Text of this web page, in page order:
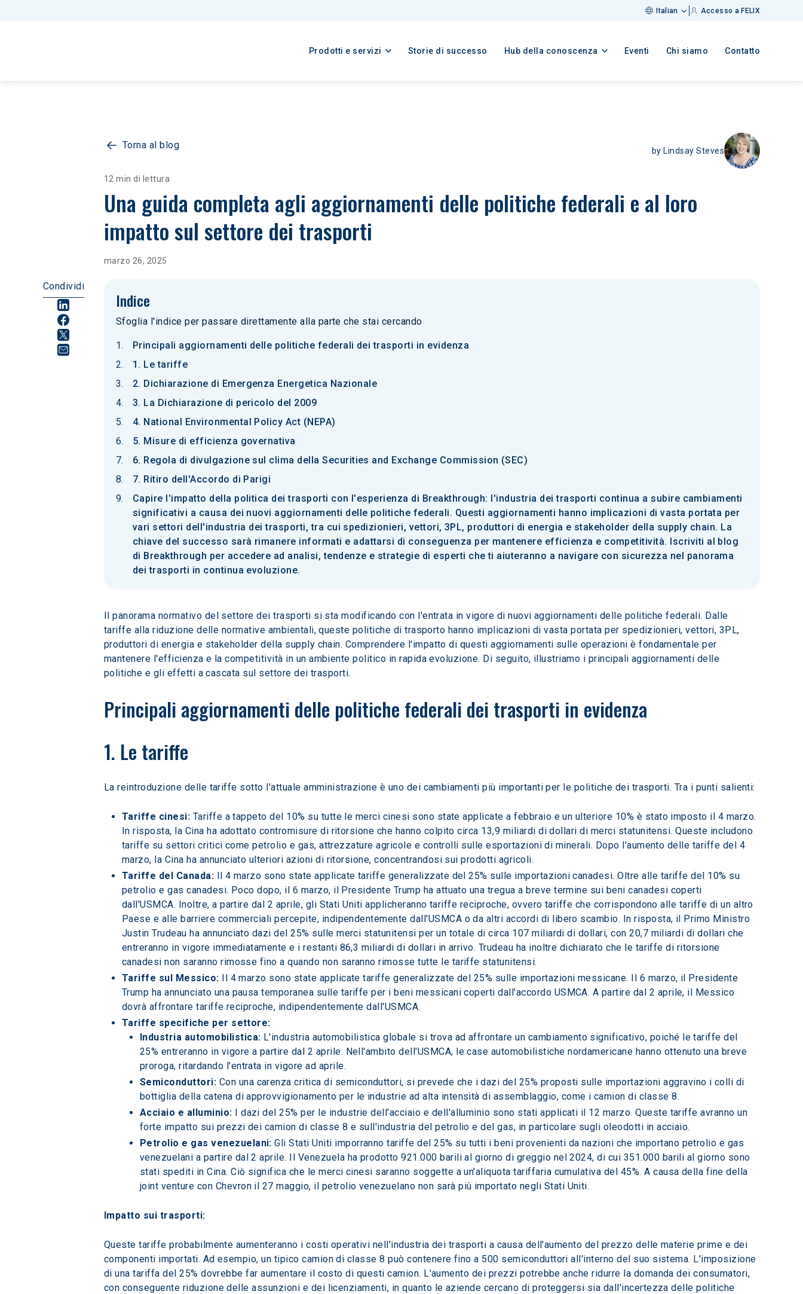
Italian Accesso a FELIX
Prodotti e servizi Storie di successo Hub della conoscenza Eventi Chi siamo Contatto
Torna al blog byLindsay Steves
12 min di lettura
Una guida completa agli aggiornamenti delle politiche federali e al loro
impatto sul settore dei trasporti
marzo 26, 2025
Condividi
Indice
Sfoglia l'indice per passare direttamente alla parte che stai cercando
Principali aggiornamenti delle politiche federali dei trasporti in evidenza
1. Le tariffe
2. Dichiarazione di Emergenza Energetica Nazionale
3. La Dichiarazione di pericolo del 2009
4. National Environmental Policy Act (NEPA)
5. Misure di efficienza governativa
6. Regola di divulgazione sul clima della Securities and Exchange Commission (SEC)
7. Ritiro dell'Accordo di Parigi
Capire l'impatto della politica dei trasporti con l'esperienza di Breakthrough: l'industria dei trasporti continua a subire cambiamenti
significativi a causa dei nuovi aggiornamenti delle politiche federali. Questi aggiornamenti hanno implicazioni di vasta portata per
vari settori dell'industria dei trasporti, tra cui spedizionieri, vettori, 3PL, produttori di energia e stakeholder della supply chain. La
chiave del successo sarà rimanere informati e adattarsi di conseguenza per mantenere efficienza e competitività. Iscriviti al blog
di Breakthrough per accedere ad analisi, tendenze e strategie di esperti che ti aiuteranno a navigare con sicurezza nel panorama
dei trasporti in continua evoluzione.
Il panorama normativo del settore dei trasporti si sta modificando con l'entrata in vigore di nuovi aggiornamenti delle politiche federali. Dalle
tariffe alla riduzione delle normative ambientali, queste politiche di trasporto hanno implicazioni di vasta portata per spedizionieri, vettori, 3PL,
produttori di energia e stakeholder della supply chain. Comprendere l'impatto di questi aggiornamenti sulle operazioni è fondamentale per
mantenere l'efficienza e la competitività in un ambiente politico in rapida evoluzione. Di seguito, illustriamo i principali aggiornamenti delle
politiche e gli effetti a cascata sul settore dei trasporti.
Principali aggiornamenti delle politiche federali dei trasporti in evidenza
1. Le tariffe
La reintroduzione delle tariffe sotto l'attuale amministrazione è uno dei cambiamenti più importanti per le politiche dei trasporti. Tra i punti salienti:
Tariffe cinesi: Tariffe a tappeto del 10% su tutte le merci cinesi sono state applicate a febbraio e un ulteriore 10% è stato imposto il 4 marzo.
In risposta, la Cina ha adottato contromisure di ritorsione che hanno colpito circa 13,9 miliardi di dollari di merci statunitensi. Queste includono
tariffe su settori critici come petrolio e gas, attrezzature agricole e controlli sulle esportazioni di minerali. Dopo l'aumento delle tariffe del 4
marzo, la Cina ha annunciato ulteriori azioni di ritorsione, concentrandosi sui prodotti agricoli.
Tariffe del Canada: Il 4 marzo sono state applicate tariffe generalizzate del 25% sulle importazioni canadesi. Oltre alle tariffe del 10% su
petrolio e gas canadesi. Poco dopo, il 6 marzo, il Presidente Trump ha attuato una tregua a breve termine sui beni canadesi coperti
dall'USMCA. Inoltre, a partire dal 2 aprile, gli Stati Uniti applicheranno tariffe reciproche, ovvero tariffe che corrispondono alle tariffe di un altro
Paese e alle barriere commerciali percepite, indipendentemente dall'USMCA o da altri accordi di libero scambio. In risposta, il Primo Ministro
Justin Trudeau ha annunciato dazi del 25% sulle merci statunitensi per un totale di circa 107 miliardi di dollari, con 20,7 miliardi di dollari che
entreranno in vigore immediatamente e i restanti 86,3 miliardi di dollari in arrivo. Trudeau ha inoltre dichiarato che le tariffe di ritorsione
canadesi non saranno rimosse fino a quando non saranno rimosse tutte le tariffe statunitensi.
Tariffe sul Messico: Il 4 marzo sono state applicate tariffe generalizzate del 25% sulle importazioni messicane. Il 6 marzo, il Presidente
Trump ha annunciato una pausa temporanea sulle tariffe per i beni messicani coperti dall'accordo USMCA. A partire dal 2 aprile, il Messico
dovrà affrontare tariffe reciproche, indipendentemente dall'USMCA.
Tariffe specifiche per settore:
Industria automobilistica: L'industria automobilistica globale si trova ad affrontare un cambiamento significativo, poiché le tariffe del
25% entreranno in vigore a partire dal 2 aprile. Nell'ambito dell'USMCA, le case automobilistiche nordamericane hanno ottenuto una breve
proroga, ritardando l'entrata in vigore ad aprile.
Semiconduttori: Con una carenza critica di semiconduttori, si prevede che i dazi del 25% proposti sulle importazioni aggravino i colli di
bottiglia della catena di approvvigionamento per le industrie ad alta intensità di assemblaggio, come i camion di classe 8.
Acciaio e alluminio: I dazi del 25% per le industrie dell'acciaio e dell'alluminio sono stati applicati il 12 marzo. Queste tariffe avranno un
forte impatto sui prezzi dei camion di classe 8 e sull'industria del petrolio e del gas, in particolare sugli oleodotti in acciaio.
Petrolio e gas venezuelani: Gli Stati Uniti imporranno tariffe del 25% su tutti i beni provenienti da nazioni che importano petrolio e gas
venezuelani a partire dal 2 aprile. Il Venezuela ha prodotto 921.000 barili al giorno di greggio nel 2024, di cui 351.000 barili al giorno sono
stati spediti in Cina. Ciò significa che le merci cinesi saranno soggette a un'aliquota tariffaria cumulativa del 45%. A causa della fine della
joint venture con Chevron il 27 maggio, il petrolio venezuelano non sarà più importato negli Stati Uniti.
Impatto sui trasporti:
Queste tariffe probabilmente aumenteranno i costi operativi nell'industria dei trasporti a causa dell'aumento del prezzo delle materie prime e dei
componenti importati. Ad esempio, un tipico camion di classe 8 può contenere fino a 500 semiconduttori all'interno del suo sistema. L'imposizione
di una tariffa del 25% dovrebbe far aumentare il costo di questi camion. L'aumento dei prezzi potrebbe anche ridurre la domanda dei consumatori,
con conseguente riduzione delle assunzioni e dei licenziamenti, in quanto le aziende cercano di proteggersi sia dall'incertezza delle politiche